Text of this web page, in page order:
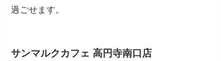
過ごせます。
サンマルクカフェ 高円寺南口店